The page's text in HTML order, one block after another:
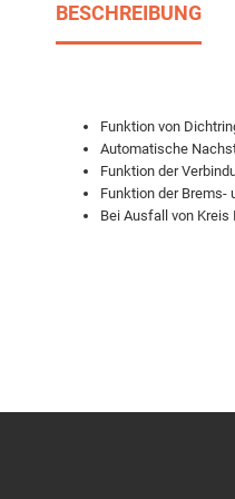
BESCHREIBUNG
Funktion von
Automatische
Funktion der
Funktion der Brems-
Bei Ausfall von